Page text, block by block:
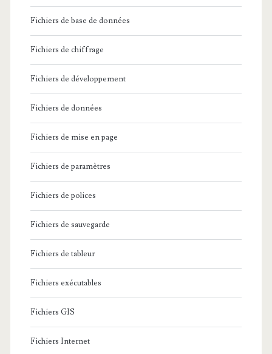
Fichiers de base de données
Fichiers de chiffrage
Fichiers de développement
Fichiers de données
Fichiers de mise en page
Fichiers de paramètres
Fichiers de polices
Fichiers de sauvegarde
Fichiers de tableur
Fichiers exécutables
Fichiers GIS
Fichiers Internet